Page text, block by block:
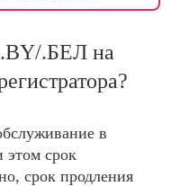
КОМПАНИЙ
.БЕЛ на
в
этом срок
срок продления